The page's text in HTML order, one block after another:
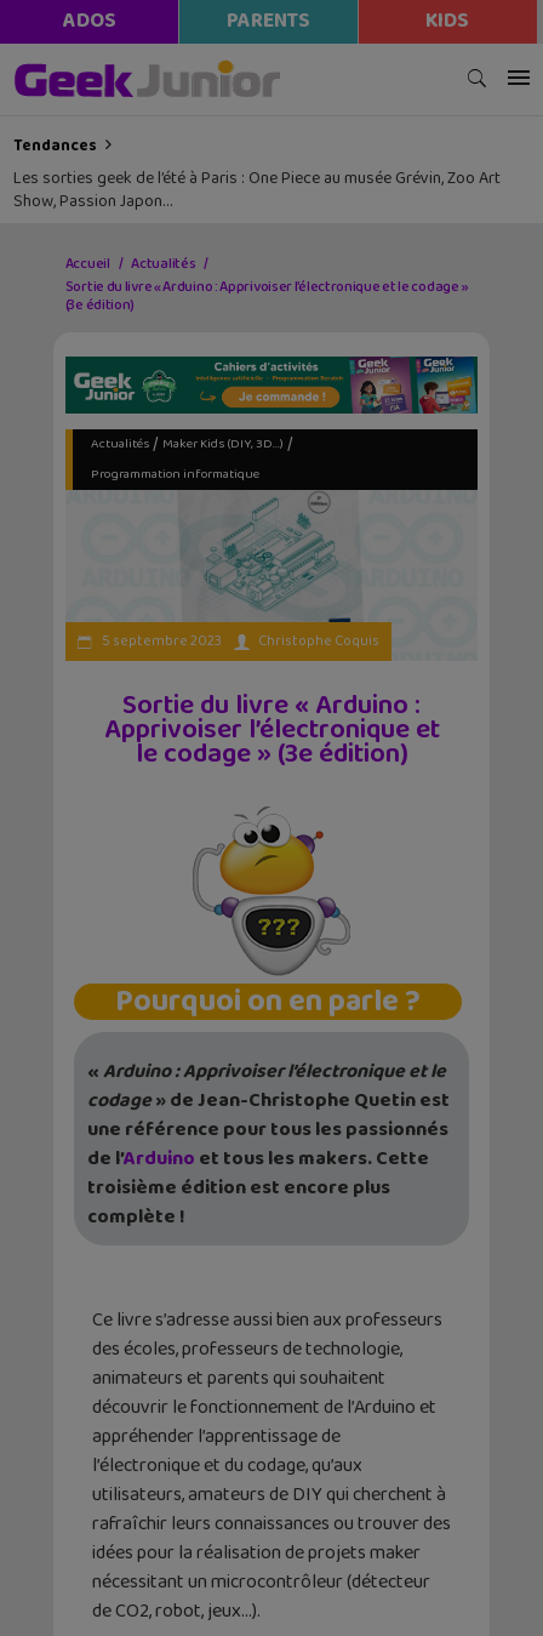
ADOS PARENTS KIDS
Tendances
Les sorties geek de l’été à Paris : One Piece au musée Grévin, Zoo Art
Show, Passion Japon…
Accueil
Actualités
Sortie du livre « Arduino : Apprivoiser l’électronique et le codage »
(3e édition)
Actualités/ Maker Kids (DIY, 3D...) /
Programmation informatique
5 septembre 2023 Christophe Coquis
Sortie du livre « Arduino :
Apprivoiser l’électronique et
le codage » (3e édition)
Pourquoi on en parle ?
«Arduino : Apprivoiser l’électronique et le
codage» de Jean-Christophe Quetin est
une référence pour tous les passionnés
de l’Arduino et tous les makers. Cette
troisième édition est encore plus
complète !
Ce livre s’adresse aussi bien aux professeurs
des écoles, professeurs de technologie,
animateurs et parents qui souhaitent
découvrir le fonctionnement de l’Arduino et
appréhender l’apprentissage de
l’électronique et du codage, qu’aux
utilisateurs, amateurs de DIY qui cherchent à
rafraîchir leurs connaissances ou trouver des
idées pour la réalisation de projets maker
nécessitant un microcontrôleur (détecteur
de CO2, robot, jeux…).